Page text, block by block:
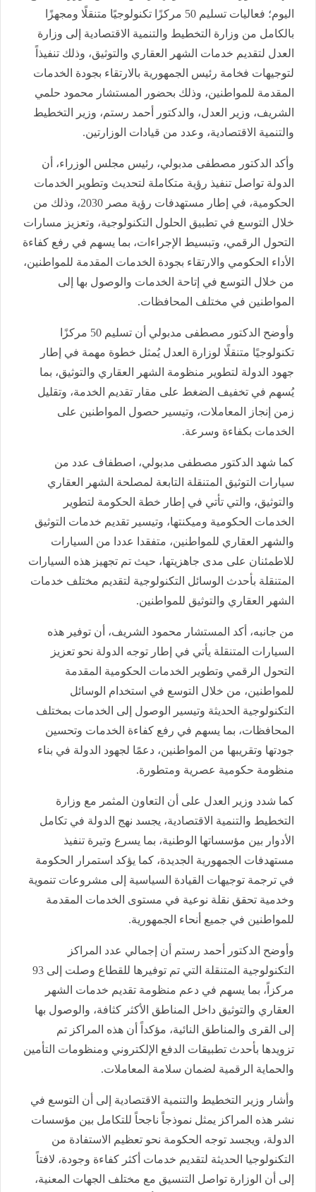
اليوم؛ فعاليات تسليم 50 مركزًا تكنولوجيًا متنقلًا ومجهزًا
بالكامل من وزارة التخطيط والتنمية الاقتصادية إلى وزارة
العدل لتقديم خدمات الشهر العقاري والتوثيق، وذلك تنفيذاً
لتوجيهات فخامة رئيس الجمهورية بالارتقاء بجودة الخدمات
المقدمة للمواطنين، وذلك بحضور المستشار محمود حلمي
الشريف، وزير العدل، والدكتور أحمد رستم، وزير التخطيط
والتنمية الاقتصادية، وعدد من قيادات الوزارتين.
وأكد الدكتور مصطفى مدبولي، رئيس مجلس الوزراء، أن
الدولة تواصل تنفيذ رؤية متكاملة لتحديث وتطوير الخدمات
الحكومية، في إطار مستهدفات رؤية مصر 2030، وذلك من
خلال التوسع في تطبيق الحلول التكنولوجية، وتعزيز مسارات
التحول الرقمي، وتبسيط الإجراءات، بما يسهم في رفع كفاءة
الأداء الحكومي والارتقاء بجودة الخدمات المقدمة للمواطنين،
من خلال التوسع في إتاحة الخدمات والوصول بها إلى
المواطنين في مختلف المحافظات.
وأوضح الدكتور مصطفى مدبولي أن تسليم 50 مركزًا
تكنولوجيًا متنقلًا لوزارة العدل يُمثل خطوة مهمة في إطار
جهود الدولة لتطوير منظومة الشهر العقاري والتوثيق، بما
يُسهم في تخفيف الضغط على مقار تقديم الخدمة، وتقليل
زمن إنجاز المعاملات، وتيسير حصول المواطنين على
الخدمات بكفاءة وسرعة.
كما شهد الدكتور مصطفى مدبولي، اصطفاف عدد من
سيارات التوثيق المتنقلة التابعة لمصلحة الشهر العقاري
والتوثيق، والتي تأتي في إطار خطة الحكومة لتطوير
الخدمات الحكومية وميكنتها، وتيسير تقديم خدمات التوثيق
والشهر العقاري للمواطنين، متفقدا عددا من السيارات
للاطمئنان على مدى جاهزيتها، حيث تم تجهيز هذه السيارات
المتنقلة بأحدث الوسائل التكنولوجية لتقديم مختلف خدمات
الشهر العقاري والتوثيق للمواطنين.
من جانبه، أكد المستشار محمود الشريف، أن توفير هذه
السيارات المتنقلة يأتي في إطار توجه الدولة نحو تعزيز
التحول الرقمي وتطوير الخدمات الحكومية المقدمة
للمواطنين، من خلال التوسع في استخدام الوسائل
التكنولوجية الحديثة وتيسير الوصول إلى الخدمات بمختلف
المحافظات، بما يسهم في رفع كفاءة الخدمات وتحسين
جودتها وتقريبها من المواطنين، دعمًا لجهود الدولة في بناء
منظومة حكومية عصرية ومتطورة.
كما شدد وزير العدل على أن التعاون المثمر مع وزارة
التخطيط والتنمية الاقتصادية، يجسد نهج الدولة في تكامل
الأدوار بين مؤسساتها الوطنية، بما يسرع وتيرة تنفيذ
مستهدفات الجمهورية الجديدة، كما يؤكد استمرار الحكومة
في ترجمة توجيهات القيادة السياسية إلى مشروعات تنموية
وخدمية تحقق نقلة نوعية في مستوى الخدمات المقدمة
للمواطنين في جميع أنحاء الجمهورية.
وأوضح الدكتور أحمد رستم أن إجمالي عدد المراكز
التكنولوجية المتنقلة التي تم توفيرها للقطاع وصلت إلى 93
مركزاً، بما يسهم في دعم منظومة تقديم خدمات الشهر
العقاري والتوثيق داخل المناطق الأكثر كثافة، والوصول بها
إلى القرى والمناطق النائية، مؤكداً أن هذه المراكز تم
تزويدها بأحدث تطبيقات الدفع الإلكتروني ومنظومات التأمين
والحماية الرقمية لضمان سلامة المعاملات.
وأشار وزير التخطيط والتنمية الاقتصادية إلى أن التوسع في
نشر هذه المراكز يمثل نموذجاً ناجحاً للتكامل بين مؤسسات
الدولة، ويجسد توجه الحكومة نحو تعظيم الاستفادة من
التكنولوجيا الحديثة لتقديم خدمات أكثر كفاءة وجودة، لافتاً
إلى أن الوزارة تواصل التنسيق مع مختلف الجهات المعنية،